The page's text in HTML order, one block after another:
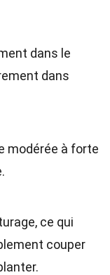
dans le
dans
modérée à forte
ce qui
couper